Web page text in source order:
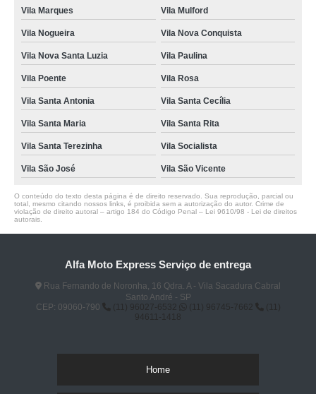
Vila Marques Vila Mulford
Vila Nogueira Vila Nova Conquista
Vila Nova Santa Luzia Vila Paulina
Vila Poente Vila Rosa
Vila Santa Antonia Vila Santa Cecília
Vila Santa Maria Vila Santa Rita
Vila Santa Terezinha Vila Socialista
Vila São José Vila São Vicente
O conteúdo do texto desta página é de direito reservado. Sua reprodução, parcial ou
total, mesmo citando nossos links, é proibida sem a autorização do autor. Crime de
violação de direito autoral – artigo 184 do Código Penal – Lei 9610/98 - Lei de direitos
autorais
Alfa Moto Express Serviço de entrega
Rua Fernando de Noronha, 16 Qdra. A - Vila Sacadura Cabral
Santo André - SP
CEP: 09060-790
(11) 96027-6532 (11) 96745-7662
(11)
94611-1418
Home